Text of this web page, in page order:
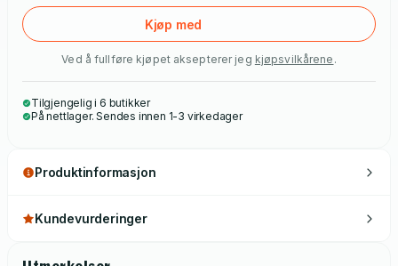
Kjøp med
Ved å fullføre kjøpet aksepterer jeg kjøpsvilkårene .
Tilgjengelig i 6 butikker
På nettlager. Sendes innen 1-3 virkedager
Produktinformasjon
Kundevurderinger